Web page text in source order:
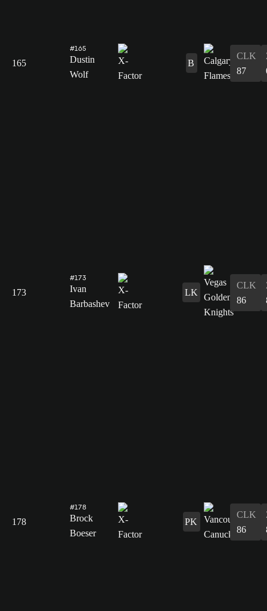
165
#165
Dustin
Wolf
B
CLK
87
173
#173
Ivan
Barbashev
LK
CLK
86
178
#178
Brock
Boeser
PK
CLK
86